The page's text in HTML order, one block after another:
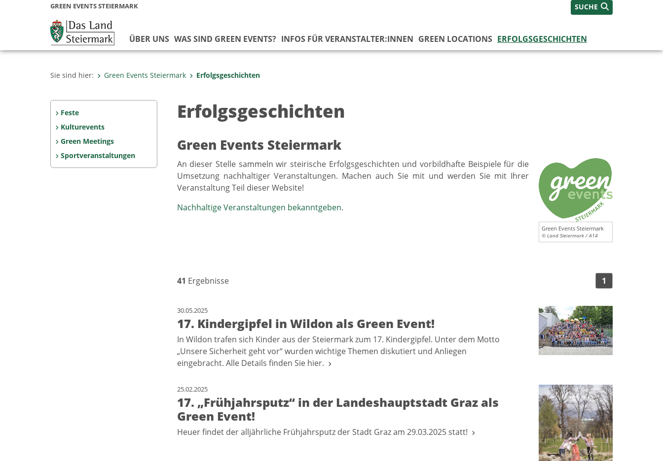
GREEN EVENTS STEIERMARK SUCHE
ÜBER UNS WAS SIND GREEN EVENTS? INFOS FÜR VERANSTALTER:INNEN GREEN LOCATIONS ERFOLGSGESCHICHTEN
Sie sind hier: Green Events Steiermark Erfolgsgeschichten
Feste
Kulturevents
Green Meetings
Sportveranstaltungen
Erfolgsgeschichten
Green Events Steiermark
Green Events Steiermark
© Land Steiermark / A14
An dieser Stelle sammeln wir steirische Erfolgsgeschichten und vorbildhafte Beispiele für die
Umsetzung nachhaltiger Veranstaltungen. Machen auch Sie mit und werden Sie mit Ihrer
Veranstaltung Teil dieser Website!
Nachhaltige Veranstaltungen bekanntgeben.
41 Ergebnisse 1
30.05.2025
17. Kindergipfel in Wildon als Green Event!
In Wildon trafen sich Kinder aus der Steiermark zum 17. Kindergipfel. Unter dem Motto
„Unsere Sicherheit geht vor“ wurden wichtige Themen diskutiert und Anliegen
eingebracht. Alle Details finden Sie hier.
25.02.2025
17. „Frühjahrsputz“ in der Landeshauptstadt Graz als
Green Event!
Heuer findet der alljährliche Frühjahrsputz der Stadt Graz am 29.03.2025 statt!